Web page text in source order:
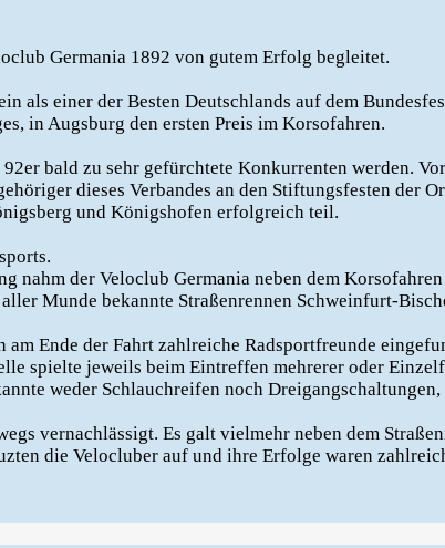
Germania 1892 von gutem Erfolg begleitet.
als einer der Besten Deutschlands auf dem
in Augsburg den ersten Preis im Korsofahren.
bald zu sehr gefürchtete Konkurrenten werden.
dieses Verbandes an den Stiftungsfesten der
und Königshofen erfolgreich teil.
nahm der Veloclub Germania neben dem
Munde bekannte Straßenrennen Schweinfurt-
Ende der Fahrt zahlreiche Radsportfreunde
spielte jeweils beim Eintreffen mehrerer oder
weder Schlauchreifen noch
vernachlässigt. Es galt vielmehr neben dem
die Velocluber auf und ihre Erfolge waren